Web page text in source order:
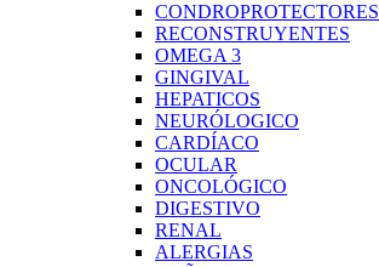
CONDROPROTECTORES
RECONSTRUYENTES
OMEGA 3
GINGIVAL
HEPATICOS
NEURÓLOGICO
CARDÍACO
OCULAR
ONCOLÓGICO
DIGESTIVO
RENAL
ALERGIAS